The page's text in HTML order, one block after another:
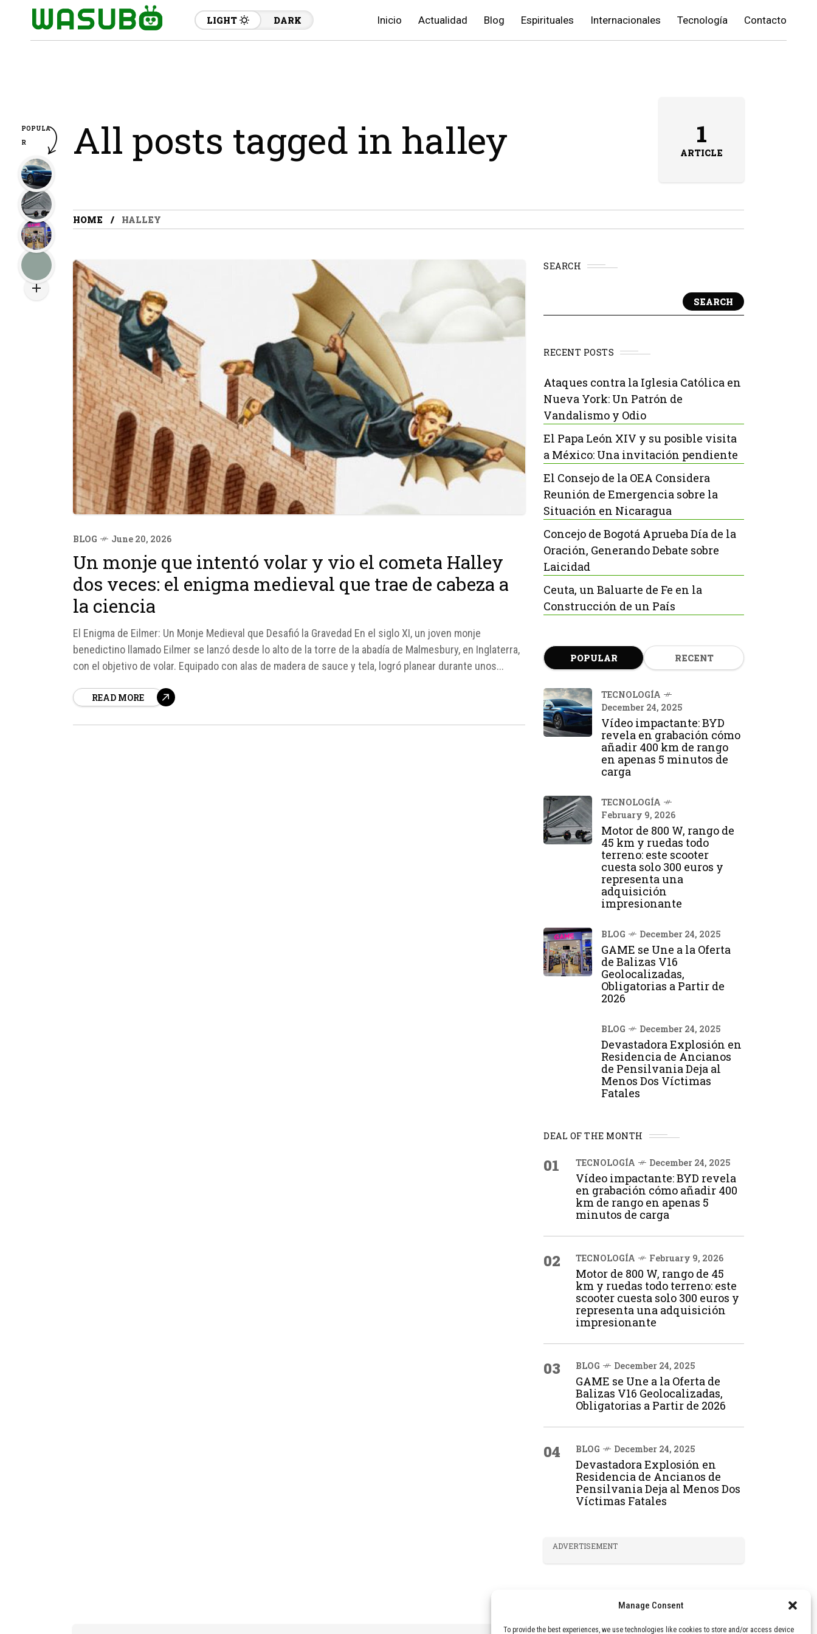
Manage Consent
To provide the best experiences, we use technologies like cookies to store and/or access device
LIGHT DARK Inicio Actualidad Blog Espirituales Internacionales Tecnología Contacto
All posts tagged in halley 1
ARTICLE
HOME HALLEY
BLOG June 20, 2026
Un monje que intentó volar y vio el cometa Halley
dos veces: el enigma medieval que trae de cabeza a
la ciencia
El Enigma de Eilmer: Un Monje Medieval que Desafió la Gravedad En el siglo XI, un joven monje
benedictino llamado Eilmer se lanzó desde lo alto de la torre de la abadía de Malmesbury, en Inglaterra,
con el objetivo de volar. Equipado con alas de madera de sauce y tela, logró planear durante unos...
READ MORE
SEARCH
SEARCH
RECENT POSTS
Ataques contra la Iglesia Católica en
Nueva York: Un Patrón de
Vandalismo y Odio
El Papa León XIV y su posible visita
a México: Una invitación pendiente
El Consejo de la OEA Considera
Reunión de Emergencia sobre la
Situación en Nicaragua
Concejo de Bogotá Aprueba Día de la
Oración, Generando Debate sobre
Laicidad
Ceuta, un Baluarte de Fe en la
Construcción de un País
POPULAR RECENT
TECNOLOGÍA
December 24, 2025
Vídeo impactante: BYD
revela en grabación cómo
añadir 400 km de rango
en apenas 5 minutos de
carga
TECNOLOGÍA
February 9, 2026
Motor de 800 W, rango de
45 km y ruedas todo
terreno: este scooter
cuesta solo 300 euros y
representa una
adquisición
impresionante
BLOG December 24, 2025
GAME se Une a la Oferta
de Balizas V16
Geolocalizadas,
Obligatorias a Partir de
2026
BLOG December 24, 2025
Devastadora Explosión en
Residencia de Ancianos
de Pensilvania Deja al
Menos Dos Víctimas
Fatales
DEAL OF THE MONTH
01 TECNOLOGÍA December 24, 2025
Vídeo impactante: BYD revela
en grabación cómo añadir 400
km de rango en apenas 5
minutos de carga
02 TECNOLOGÍA February 9, 2026
Motor de 800 W, rango de 45
km y ruedas todo terreno: este
scooter cuesta solo 300 euros y
representa una adquisición
impresionante
03 BLOG December 24, 2025
GAME se Une a la Oferta de
Balizas V16 Geolocalizadas,
Obligatorias a Partir de 2026
04 BLOG December 24, 2025
Devastadora Explosión en
Residencia de Ancianos de
Pensilvania Deja al Menos Dos
Víctimas Fatales
ADVERTISEMENT
POPULA
R